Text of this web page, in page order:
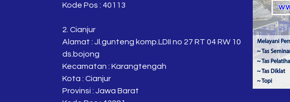
Kode Pos : 40113
2. Cianjur
Alamat : Jl.gunteng komp.LDII no 27 RT 04 RW 10
ds.bojong
Kecamatan : Karangtengah
Kota : Cianjur
Provinsi : Jawa Barat